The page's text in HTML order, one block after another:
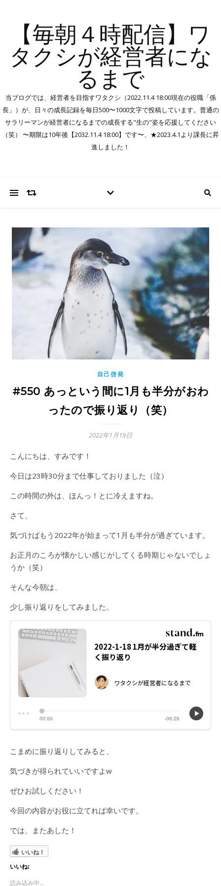
【毎朝４時配信】ワ
タクシが経営者にな
るまで
当ブログでは、経営者を目指すワタクシ（2022.11.4 18:00現在の役職「係
長」）が、日々の成長記録を毎日500〜1000文字で投稿しています。普通の
サラリーマンが経営者になるまでの成長する"生の"姿を応援してください
（笑） 〜期限は10年後【2032.11.4 18:00】です〜、★2023.4.1より課長に昇
進しました！
自己啓発
#550 あっという間に1月も半分がおわ
ったので振り返り（笑）
2022年1月19日
こんにちは、すみです！
今日は23時30分まで仕事しておりました（泣）
この時間の外は、ほんっ！とに冷えますね。
さて、
気づけばもう2022年が始まって1月も半分が過ぎています。
お正月のころが懐かしい感じがしてくる時期じゃないでしょ
うか（笑）
そんな今朝は、
少し振り返りをしてみました。
こまめに振り返りしてみると、
気づきが得られていいですよw
ぜひお試しください！
今回の内容がお役に立てれば幸いです。
では、またあした！
いいね！
いいね:
読み込み中...